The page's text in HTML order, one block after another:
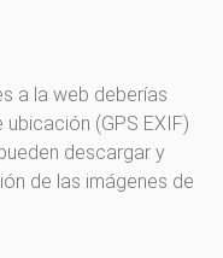
a la web deberías
(GPS EXIF)
descargar y
de las imágenes de